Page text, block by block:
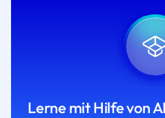
Lerne mit Hilfe von AI